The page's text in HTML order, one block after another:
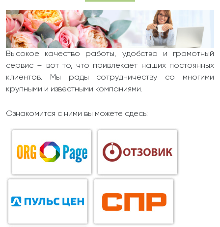
Высокое качество работы, удобство и грамотный
сервис – вот то, что привлекает наших постоянных
клиентов. Мы рады сотрудничеству со многими
крупными и известными компаниями.
Ознакомится с ними вы можете сдесь: